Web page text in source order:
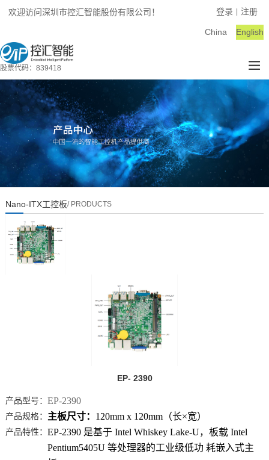
欢迎访问深圳市控汇智能股份有限公司！ 登录 注册
English
China
股票代码：839418
Nano-ITX工控板/ PRODUCTS
EP- 2390
产品型号： EP-2390
产品规格： 主板尺寸： 120mm x 120mm（长×宽）
产品特性： EP-2390 是基于 Intel Whiskey Lake-U，板载 Intel
Pentium5405U 等处理器的工业级低功 耗嵌入式主